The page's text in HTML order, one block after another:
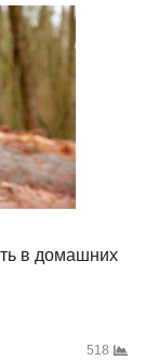
в домашних
518